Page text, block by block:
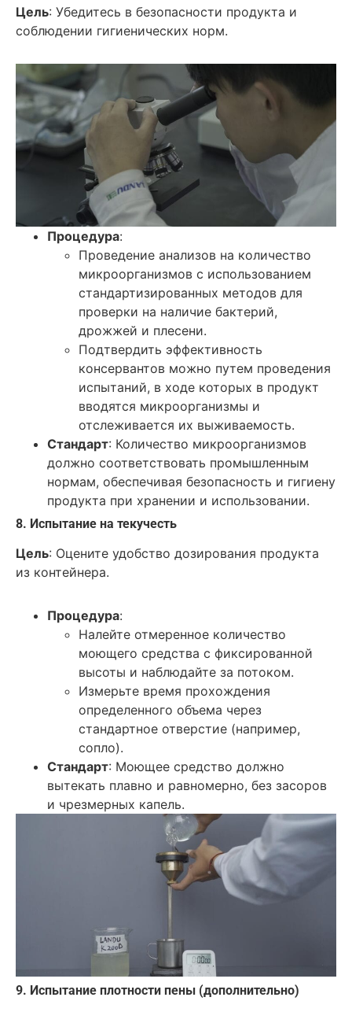
Цель: Убедитесь в безопасности продукта и
соблюдении гигиенических норм.
Процедура:
Проведение анализов на количество
микроорганизмов с использованием
стандартизированных методов для
проверки на наличие бактерий,
дрожжей и плесени.
Подтвердить эффективность
консервантов можно путем проведения
испытаний, в ходе которых в продукт
вводятся микроорганизмы и
отслеживается их выживаемость.
Стандарт: Количество микроорганизмов
должно соответствовать промышленным
нормам, обеспечивая безопасность и гигиену
продукта при хранении и использовании.
8. Испытание на текучесть
Цель: Оцените удобство дозирования продукта
из контейнера.
Процедура:
Налейте отмеренное количество
моющего средства с фиксированной
высоты и наблюдайте за потоком.
Измерьте время прохождения
определенного объема через
стандартное отверстие (например,
сопло).
Стандарт: Моющее средство должно
вытекать плавно и равномерно, без засоров
и чрезмерных капель.
9. Испытание плотности пены (дополнительно)